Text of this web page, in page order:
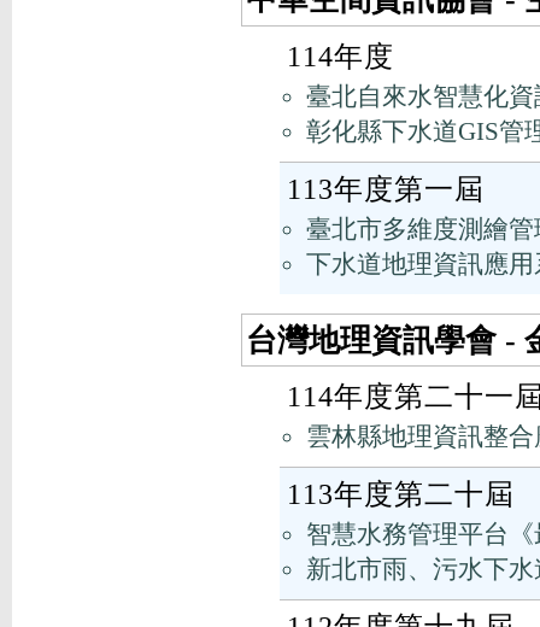
114年度
臺北自來水智慧化
彰化縣下水道GIS管
113年度第一屆
臺北市多維度測繪
下水道地理資訊應
台灣地理資訊學會 -
114年度第二十一
雲林縣地理資訊整
113年度第二十屆
智慧水務管理平台
新北市雨、污水下